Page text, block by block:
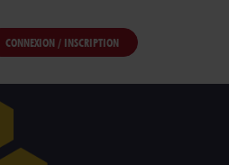
CONNEXION / INSCRIPTION